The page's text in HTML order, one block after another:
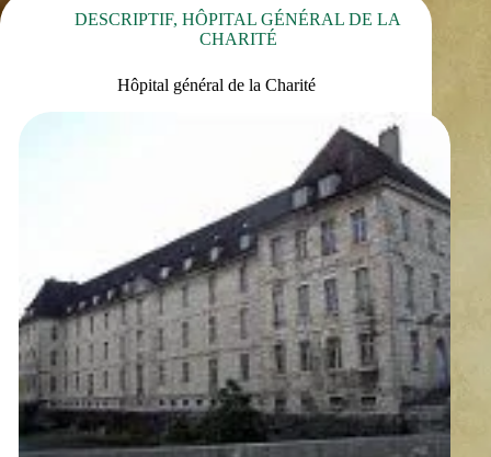
DESCRIPTIF,HÔPITAL GÉNÉRAL DE LA
CHARITÉ
Hôpital général de la Charité